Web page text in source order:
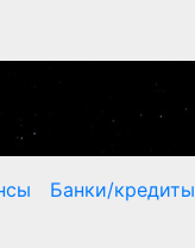
Банки/кредиты